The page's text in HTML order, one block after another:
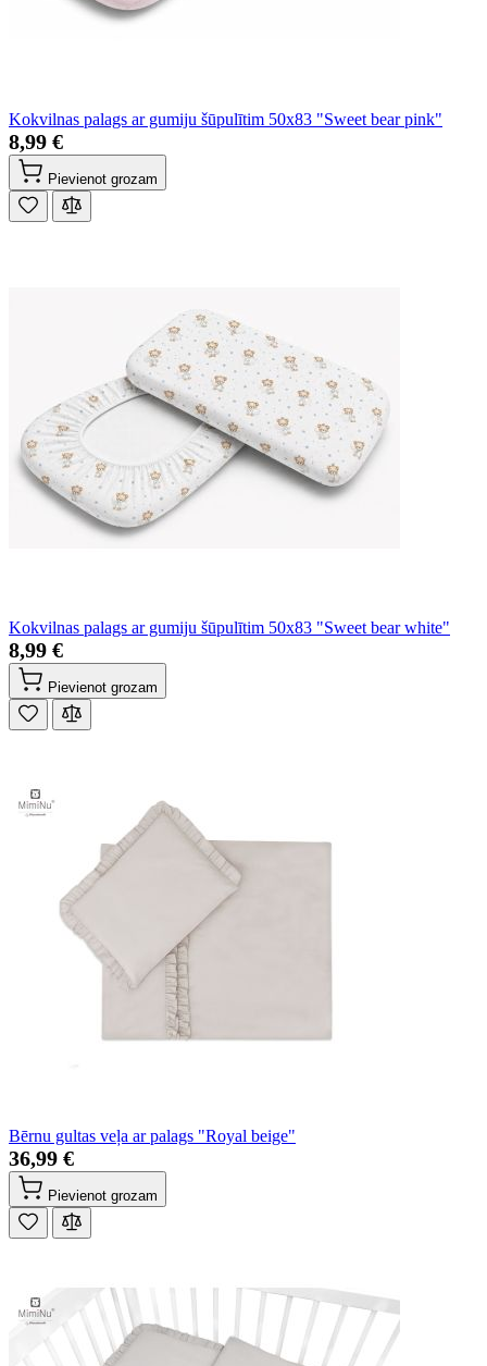
Kokvilnas palags ar gumiju šūpulītim 50x83 "Sweet bear pink"
8,99 €
Pievienot grozam
Kokvilnas palags ar gumiju šūpulītim 50x83 "Sweet bear white"
8,99 €
Pievienot grozam
Bērnu gultas veļa ar palags "Royal beige"
36,99 €
Pievienot grozam